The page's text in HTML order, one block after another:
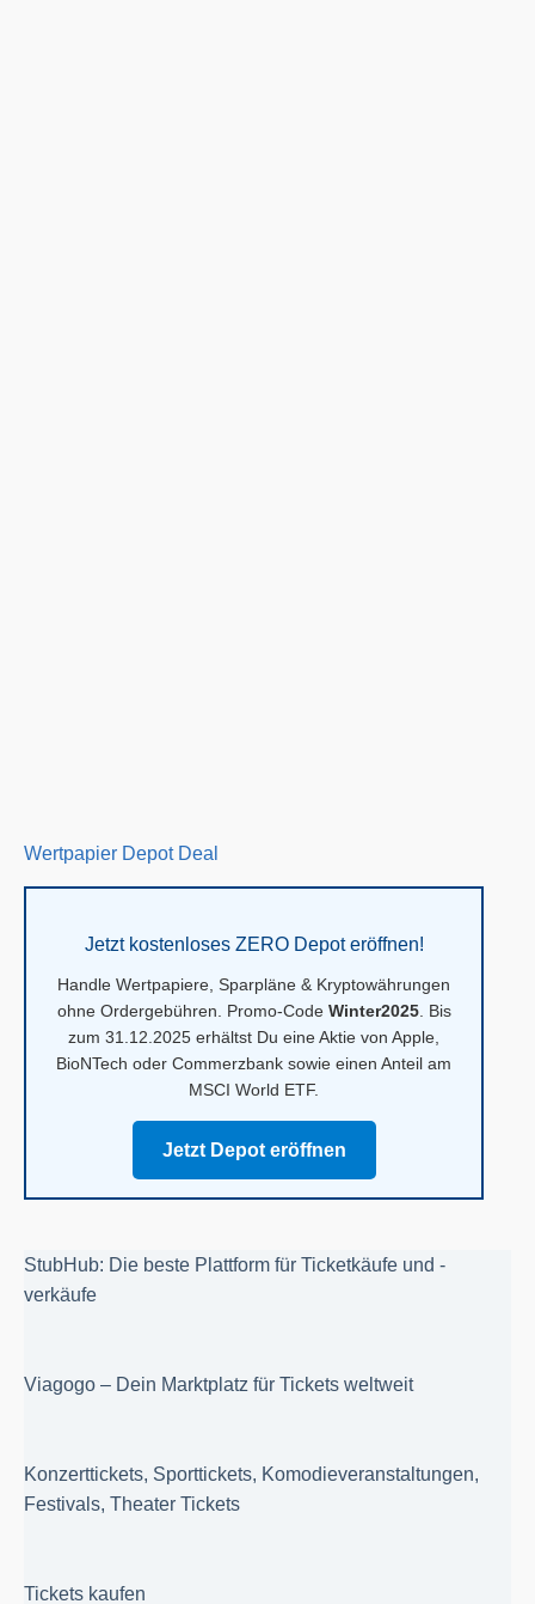
Wertpapier Depot Deal
Jetzt kostenloses ZERO Depot eröffnen!
Handle Wertpapiere, Sparpläne & Kryptowährungen
ohne Ordergebühren. Promo-Code Winter2025. Bis
zum 31.12.2025 erhältst Du eine Aktie von Apple,
BioNTech oder Commerzbank sowie einen Anteil am
MSCI World ETF.
Jetzt Depot eröffnen
StubHub: Die beste Plattform für Ticketkäufe und -
verkäufe
Viagogo – Dein Marktplatz für Tickets weltweit
Konzerttickets, Sporttickets, Komodieveranstaltungen,
Festivals, Theater Tickets
Tickets kaufen